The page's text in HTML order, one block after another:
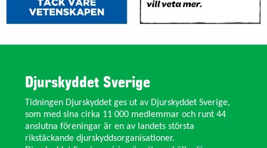
Djurskyddet Sverige
Tidningen Djurskyddet ges ut av Djurskyddet Sverige,
som med sina cirka 11 000 medlemmar och runt 44
anslutna föreningar är en av landets största
rikstäckande djurskyddsorganisationer.